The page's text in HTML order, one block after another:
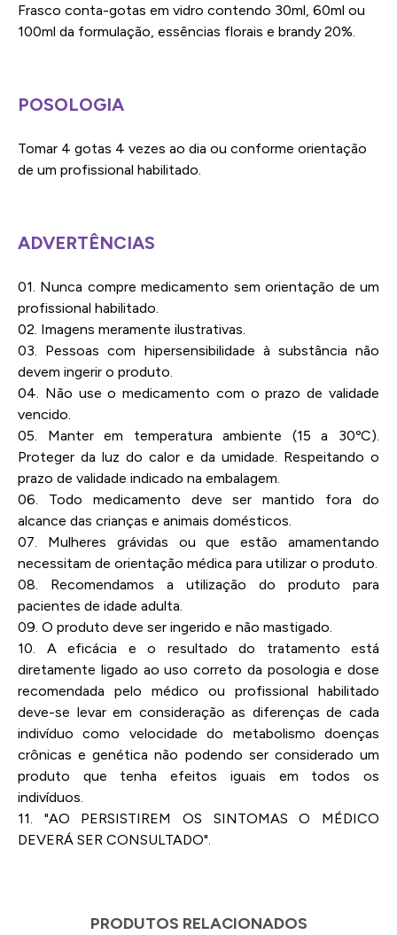
Frasco conta-gotas em vidro contendo 30ml, 60ml ou
100ml da formulação, essências florais e brandy 20%.
POSOLOGIA
Tomar 4 gotas 4 vezes ao dia ou conforme orientação
de um profissional habilitado.
ADVERTÊNCIAS
01. Nunca compre medicamento sem orientação de um
profissional habilitado.
02. Imagens meramente ilustrativas.
03. Pessoas com hipersensibilidade à substância não
devem ingerir o produto.
04. Não use o medicamento com o prazo de validade
vencido.
05. Manter em temperatura ambiente (15 a 30ºC).
Proteger da luz do calor e da umidade. Respeitando o
prazo de validade indicado na embalagem.
06. Todo medicamento deve ser mantido fora do
alcance das crianças e animais domésticos.
07. Mulheres grávidas ou que estão amamentando
necessitam de orientação médica para utilizar o produto.
08. Recomendamos a utilização do produto para
pacientes de idade adulta.
09. O produto deve ser ingerido e não mastigado.
10. A eficácia e o resultado do tratamento está
diretamente ligado ao uso correto da posologia e dose
recomendada pelo médico ou profissional habilitado
deve-se levar em consideração as diferenças de cada
indivíduo como velocidade do metabolismo doenças
crônicas e genética não podendo ser considerado um
produto que tenha efeitos iguais em todos os
indivíduos.
11. "AO PERSISTIREM OS SINTOMAS O MÉDICO
DEVERÁ SER CONSULTADO".
PRODUTOS RELACIONADOS